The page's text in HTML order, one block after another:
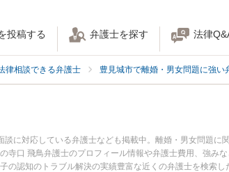
投稿する 弁護士を探す 法律
律相談できる弁護士 豊見城市で離婚・男女問題に強い
に対応している弁護士なども掲載中。離婚・男女問題に
寺口 飛鳥弁護士のプロフィール情報や弁護士費用、強み
の認知のトラブル解決の実績豊富な近くの弁護士を検索